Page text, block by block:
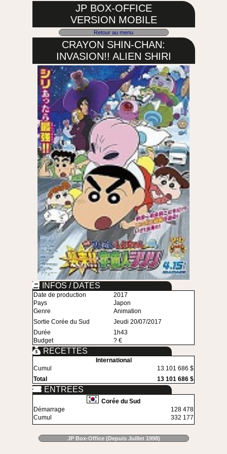
JP BOX-OFFICE
VERSION MOBILE
Retour au menu
CRAYON SHIN-CHAN:
INVASION!! ALIEN SHIRI
INFOS / DATES
Date de production
2017
Pays
Japon
Genre
Animation
Sortie Corée du Sud
Jeudi 20/07/2017
Durée
1h43
Budget
? €
RECETTES
International
Cumul
13 101 686 $
Total
13 101 686 $
ENTREES
Corée du Sud
Démarrage
128 478
Cumul
332 177
JP Box-Office (Depuis Juillet 1998)